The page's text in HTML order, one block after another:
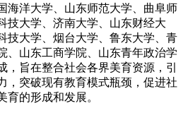
海洋大学、山东师范大学、曲阜师
技大学、济南大学、山东财经大
技大学、烟台大学、鲁东大学、青
、山东工商学院、山东青年政治学
，旨在整合社会各界美育资源，引
，突破现有教育模式瓶颈，促进社
育的形成和发展。